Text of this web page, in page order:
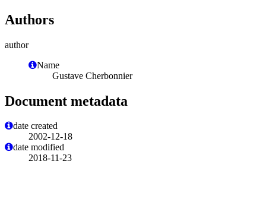
Authors
author
Name
Gustave Cherbonnier
Document metadata
date created
2002-12-18
date modified
2018-11-23